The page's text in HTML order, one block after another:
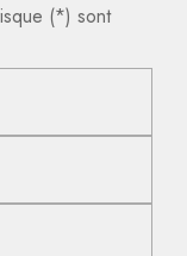
(*) sont